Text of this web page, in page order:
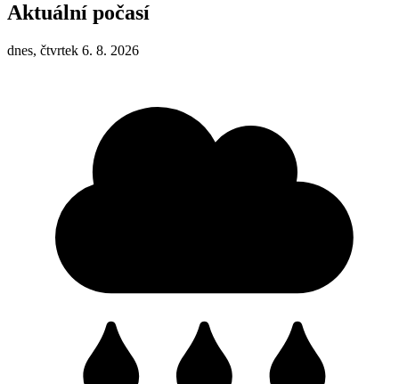
Aktuální počasí
dnes, čtvrtek 6. 8. 2026